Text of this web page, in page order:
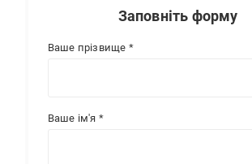
Заповніть форму
Ваше прізвище *
Ваше ім'я *